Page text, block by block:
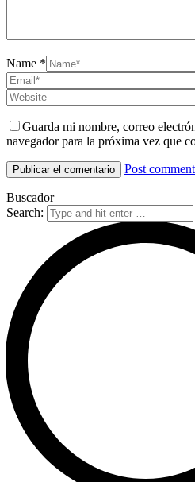
Name *
Guarda mi nombre, correo
navegador para la próxima vez que
Post comment
Buscador
Search: